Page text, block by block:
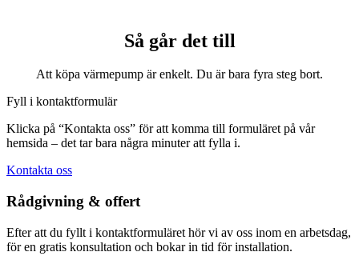
Så går det till
Att köpa värmepump är enkelt. Du är bara fyra steg bort.
Fyll i kontaktformulär
Klicka på “Kontakta oss” för att komma till formuläret på vår
hemsida – det tar bara några minuter att fylla i.
Kontakta oss
Rådgivning & offert
Efter att du fyllt i kontaktformuläret hör vi av oss inom en arbetsdag,
för en gratis konsultation och bokar in tid för installation.